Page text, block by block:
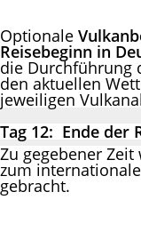
Optionale
Reisebeginn in
die Durchführung
den aktuellen
jeweiligen
Tag 12: Ende der
Zu gegebener
zum
gebracht.